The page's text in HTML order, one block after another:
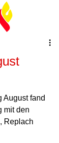
August fand
mit den
Replach